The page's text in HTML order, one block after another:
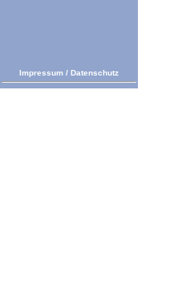
Impressum / Datenschutz